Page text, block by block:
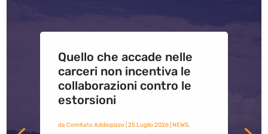
Quello che accade nelle
carceri non incentiva le
collaborazioni contro le
estorsioni
da Comitato Addiopizzo| 25 Luglio 2026| NEWS,